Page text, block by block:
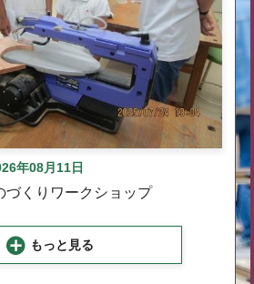
年08月11日
づくりワークショップ
もっと見る